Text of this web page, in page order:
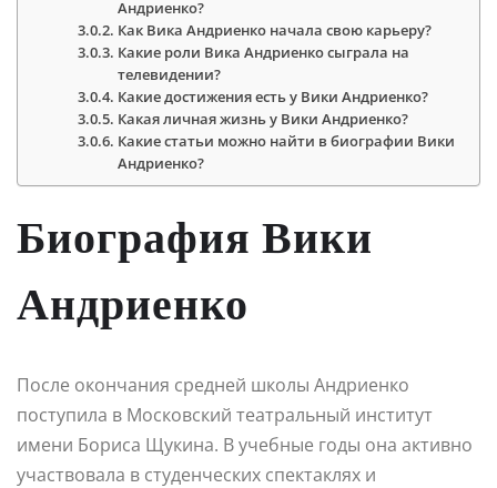
Андриенко?
Как Вика Андриенко начала свою карьеру?
Какие роли Вика Андриенко сыграла на
телевидении?
Какие достижения есть у Вики Андриенко?
Какая личная жизнь у Вики Андриенко?
Какие статьи можно найти в биографии Вики
Андриенко?
Биография Вики
Андриенко
После окончания средней школы Андриенко
поступила в Московский театральный институт
имени Бориса Щукина. В учебные годы она активно
участвовала в студенческих спектаклях и